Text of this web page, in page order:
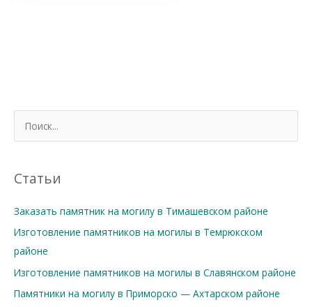
о
с
:
Статьи
Заказать памятник на могилу в Тимашевском районе
Изготовление памятников на могилы в Темрюкском
районе
Изготовление памятников на могилы в Славянском районе
Памятники на могилу в Приморско — Ахтарском районе